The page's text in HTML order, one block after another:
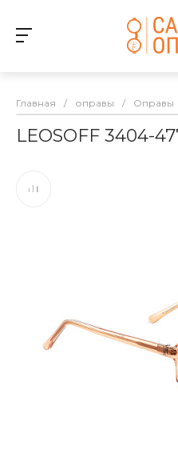
Главная / оправы / Оправы
LEOSOFF 3404-